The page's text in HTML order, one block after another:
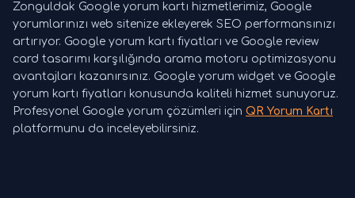
Zonguldak Google yorum kartı hizmetlerimiz, Google
yorumlarınızı web sitenize ekleyerek SEO performansınızı
artırıyor. Google yorum kartı fiyatları ve Google review
card tasarımı karşılığında arama motoru optimizasyonu
avantajları kazanırsınız. Google yorum widget ve Google
yorum kartı fiyatları konusunda kaliteli hizmet sunuyoruz.
Profesyonel Google yorum çözümleri için QR Yorum Kartı
platformunu da inceleyebilirsiniz.